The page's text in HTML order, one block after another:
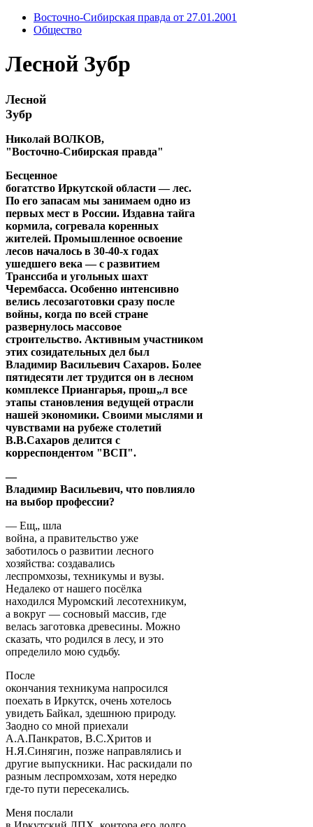
Восточно-Сибирская правда от 27.01.2001
Общество
Лесной Зубр
Лесной
Зубр
Николай ВОЛКОВ,
"Восточно-Сибирская правда"
Бесценное
богатство Иркутской области — лес.
По его запасам мы занимаем одно из
первых мест в России. Издавна тайга
кормила, согревала коренных
жителей. Промышленное освоение
лесов началось в 30-40-х годах
ушедшего века — с развитием
Транссиба и угольных шахт
Черембасса. Особенно интенсивно
велись лесозаготовки сразу после
войны, когда по всей стране
развернулось массовое
строительство. Активным участником
этих созидательных дел был
Владимир Васильевич Сахаров. Более
пятидесяти лет трудится он в лесном
комплексе Приангарья, прош„л все
этапы становления ведущей отрасли
нашей экономики. Своими мыслями и
чувствами на рубеже столетий
В.В.Сахаров делится с
корреспондентом "ВСП".
—
Владимир Васильевич, что повлияло
на выбор профессии?
— Ещ„ шла
война, а правительство уже
заботилось о развитии лесного
хозяйства: создавались
леспромхозы, техникумы и вузы.
Недалеко от нашего посёлка
находился Муромский лесотехникум,
а вокруг — сосновый массив, где
велась заготовка древесины. Можно
сказать, что родился в лесу, и это
определило мою судьбу.
После
окончания техникума напросился
поехать в Иркутск, очень хотелось
увидеть Байкал, здешнюю природу.
Заодно со мной приехали
А.А.Панкратов, В.С.Хритов и
Н.Я.Синягин, позже направлялись и
другие выпускники. Нас раскидали по
разным леспромхозам, хотя нередко
где-то пути пересекались.
Меня послали